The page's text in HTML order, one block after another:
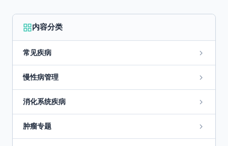
内容分类
常见疾病
慢性病管理
消化系统疾病
肿瘤专题